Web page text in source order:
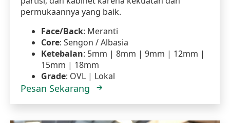
permukaannya yang baik.
Face/Back: Meranti
Core: Sengon / Albasia
Ketebalan: 5mm | 8mm | 9mm | 12mm |
15mm | 18mm
Grade: OVL | Lokal
Pesan Sekarang